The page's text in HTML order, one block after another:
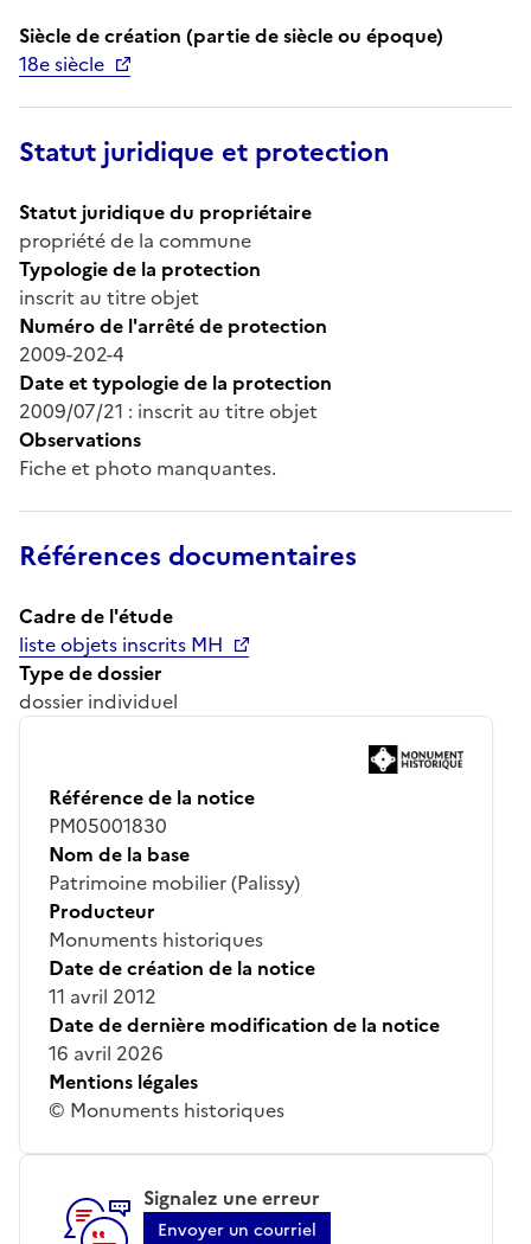
Siècle de création (partie de siècle ou époque)
18e siècle
Statut juridique et protection
Statut juridique du propriétaire
propriété de la commune
Typologie de la protection
inscrit au titre objet
Numéro de l'arrêté de protection
2009-202-4
Date et typologie de la protection
2009/07/21 : inscrit au titre objet
Observations
Fiche et photo manquantes.
Références documentaires
Cadre de l'étude
liste objets inscrits MH
Type de dossier
dossier individuel
Référence de la notice
PM05001830
Nom de la base
Patrimoine mobilier (Palissy)
Producteur
Monuments historiques
Date de création de la notice
11 avril 2012
Date de dernière modification de la notice
16 avril 2026
Mentions légales
© Monuments historiques
Signalez une erreur
Envoyer un courriel